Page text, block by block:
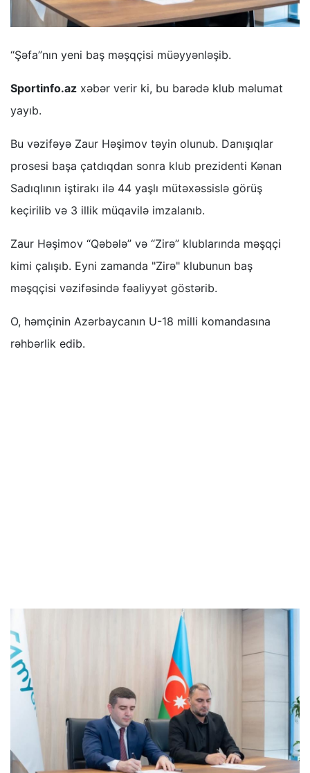
“Şəfa”nın yeni baş məşqçisi müəyyənləşib.
Sportinfo.az xəbər verir ki, bu barədə klub məlumat
yayıb.
Bu vəzifəyə Zaur Həşimov təyin olunub. Danışıqlar
prosesi başa çatdıqdan sonra klub prezidenti Kənan
Sadıqlının iştirakı ilə 44 yaşlı mütəxəssislə görüş
keçirilib və 3 illik müqavilə imzalanıb.
Zaur Həşimov “Qəbələ” və “Zirə” klublarında məşqçi
kimi çalışıb. Eyni zamanda "Zirə" klubunun baş
məşqçisi vəzifəsində fəaliyyət göstərib.
O, həmçinin Azərbaycanın U-18 milli komandasına
rəhbərlik edib.